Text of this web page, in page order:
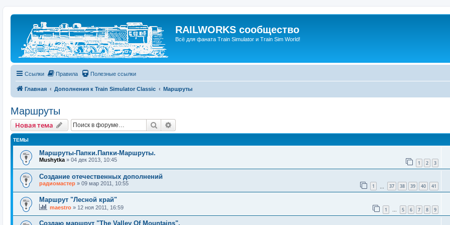
RAILWORKS сообщество
Всё для фаната Train Simulator и Train Sim World!
Ссылки Правила Полезные ссылки
Главная Дополнения к Train Simulator Classic Маршруты
Маршруты
Новая тема Поиск
ТЕМЫ
Маршруты-Папки.Папки-Маршруты.
Mushytka » 04 дек 2013, 10:45 1 2 3
Создание отечественных дополнений
радиомастер » 09 мар 2011, 10:55 1 37 38 39 40 41
Маршрут "Лесной край"
maestro » 12 ноя 2011, 16:59 1 … 5 6 7 8 9
Создаю маршрут "The Valley Of Mountains".